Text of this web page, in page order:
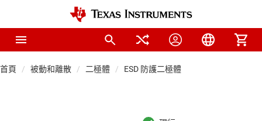
首頁 被動和離散 二極體 ESD 防護二極體